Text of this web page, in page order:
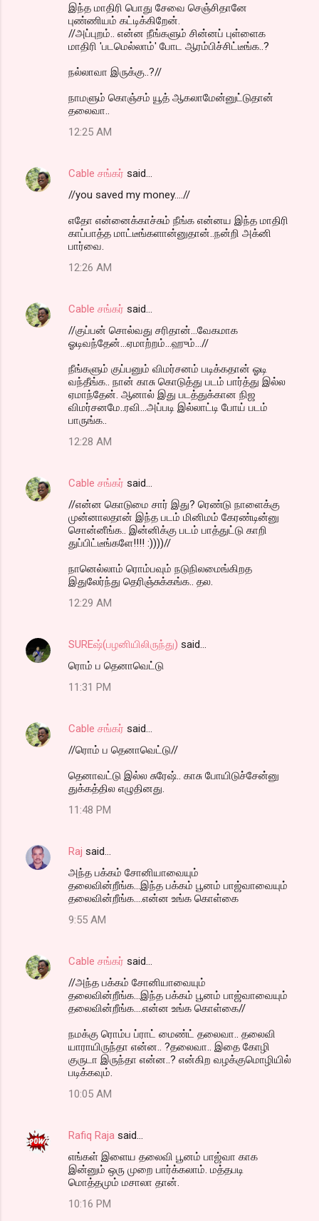
இந்த மாதிரி பொது சேவை செஞ்சிதானே
புண்ணியம் கட்டிக்கிறேன்.
//அப்புறம்.. என்ன நீங்களும் சின்னப் புள்ளைக
மாதிரி 'படமெல்லாம்' போட ஆரம்பிச்சிட்டீங்க..?
நல்லாவா இருக்கு..?//
நாமளும் கொஞ்சம் யூத் ஆகலாமேன்னுட்டுதான்
தலைவா..
12:25 AM
Cable சங்கர் said…
//you saved my money....//
எதோ என்னைக்காச்சும் நீங்க என்னய இந்த மாதிரி
காப்பாத்த மாட்டீங்களான்னுதான்..நன்றி அக்னி
பார்வை.
12:26 AM
Cable சங்கர் said…
//குப்பன் சொல்வது சரிதான்...வேகமாக
ஓடிவந்தேன்...ஏமாற்றம்...ஹும்...//
நீங்களும் குப்பனும் விமர்சனம் படிக்கதான் ஓடி
வந்தீங்க.. நான் காசு கொடுத்து படம் பார்த்து இல்ல
ஏமாந்தேன். ஆனால் இது படத்துக்கான நிஜ
விமர்சனமே..ரவி...அப்படி இல்லாட்டி போய் படம்
பாருங்க..
12:28 AM
Cable சங்கர் said…
//என்ன கொடுமை சார் இது? ரெண்டு நாளைக்கு
முன்னாலதான் இந்த படம் மினிமம் கேரண்டின்னு
சொன்னீங்க.. இன்னிக்கு படம் பாத்துட்டு காறி
துப்பிட்டீங்களே!!!! :))))//
நானெல்லாம் ரொம்பவும் நடுநிலமைங்கிறத
இதுலேர்ந்து தெரிஞ்சுக்கங்க.. தல.
12:29 AM
SUREஷ்(பழனியிலிருந்து) said…
ரொம் ப தெனாவெட்டு
11:31 PM
Cable சங்கர் said…
//ரொம் ப தெனாவெட்டு//
தெனாவட்டு இல்ல சுரேஷ்.. காசு போயிடுச்சேன்னு
துக்கத்தில எழுதினது.
11:48 PM
Raj said…
அந்த பக்கம் சோனியாவையும்
தலைவின்றீங்க...இந்த பக்கம் பூனம் பாஜ்வாவையும்
தலைவின்றீங்க....என்ன உங்க கொள்கை
9:55 AM
Cable சங்கர் said…
//அந்த பக்கம் சோனியாவையும்
தலைவின்றீங்க...இந்த பக்கம் பூனம் பாஜ்வாவையும்
தலைவின்றீங்க....என்ன உங்க கொள்கை//
நமக்கு ரொம்ப ப்ராட் மைண்ட் தலைவா.. தலைவி
யாராயிருந்தா என்ன.. ?தலைவா.. இதை கோழி
குருடா இருந்தா என்ன..? என்கிற வழக்குமொழியில்
படிக்கவும்.
10:05 AM
Rafiq Raja said…
எங்கள் இளைய தலைவி பூனம் பாஜ்வா காக
இன்னும் ஒரு முறை பார்க்கலாம். மத்தபடி
மொத்தமும் மசாலா தான்.
10:16 PM